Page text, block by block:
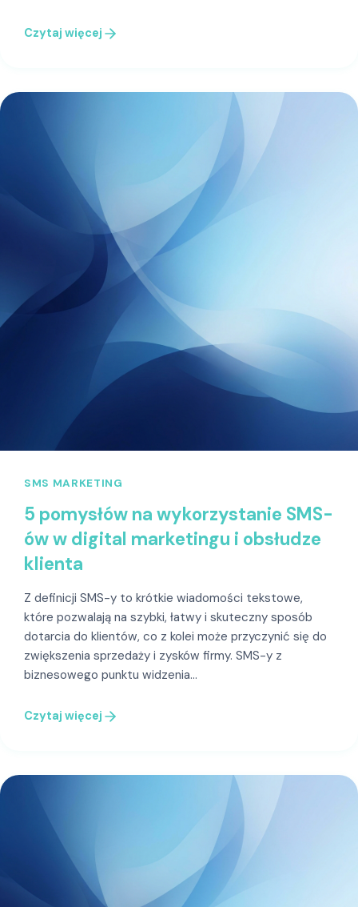
Czytaj więcej
SMS MARKETING
5 pomysłów na wykorzystanie SMS-
ów w digital marketingu i obsłudze
klienta
Z definicji SMS-y to krótkie wiadomości tekstowe,
które pozwalają na szybki, łatwy i skuteczny sposób
dotarcia do klientów, co z kolei może przyczynić się do
zwiększenia sprzedaży i zysków firmy. SMS-y z
biznesowego punktu widzenia…
Czytaj więcej